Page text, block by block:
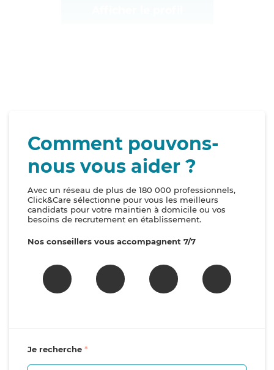
Comment pouvons-
nous vous aider ?
Avec un réseau de plus de 180 000 professionnels,
Click&Care sélectionne pour vous les meilleurs
candidats pour votre maintien à domicile ou vos
besoins de recrutement en établissement.
Nos conseillers vous accompagnent 7/7
Je recherche